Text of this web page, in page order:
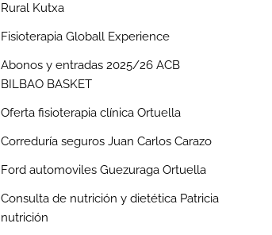
Rural Kutxa
Fisioterapia Globall Experience
Abonos y entradas 2025/26 ACB
BILBAO BASKET
Oferta fisioterapia clínica Ortuella
Correduría seguros Juan Carlos Carazo
Ford automoviles Guezuraga Ortuella
Consulta de nutrición y dietética Patricia
nutrición